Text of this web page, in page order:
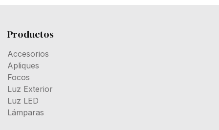
Productos
Accesorios
Apliques
Focos
Luz Exterior
Luz LED
Lámparas